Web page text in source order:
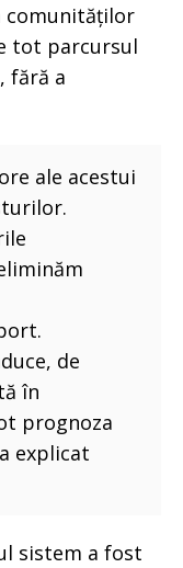
comunităților
tot parcursul
fără a
ale acestui
de
în
prognoza
explicat
sistem a fost